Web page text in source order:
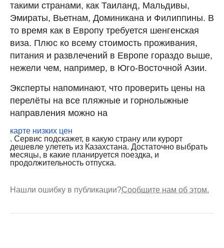
такими странами, как Таиланд, Мальдивы,
Эмираты, Вьетнам, Доминикана и Филиппины. В
то время как в Европу требуется шенгенская
виза. Плюс ко всему стоимость проживания,
питания и развлечений в Европе гораздо выше,
нежели чем, например, в Юго-Восточной Азии.
Эксперты напоминают, что проверить цены на
перелёты на все пляжные и горнолыжные
направления можно на
карте низких цен
. Сервис подскажет, в какую страну или курорт
дешевле улететь из Казахстана. Достаточно выбрать
месяцы, в какие планируется поездка, и
продолжительность отпуска.
Нашли ошибку в публикации?Сообщите нам об этом.